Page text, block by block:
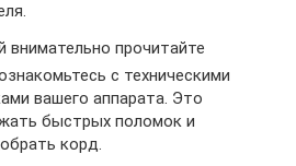
внимательно прочитайте
с техническими
вашего аппарата. Это
быстрых поломок и
корд.